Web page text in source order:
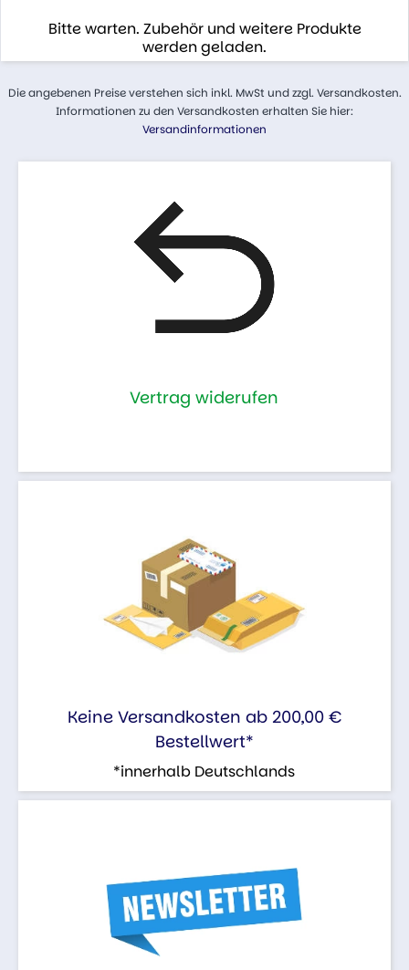
Bitte warten. Zubehör und weitere Produkte
werden geladen.
Die angebenen Preise verstehen sich inkl. MwSt und zzgl. Versandkosten.
Informationen zu den Versandkosten erhalten Sie hier:
Versandinformationen
Vertrag widerufen
Keine Versandkosten ab 200,00 €
Bestellwert*
*innerhalb Deutschlands